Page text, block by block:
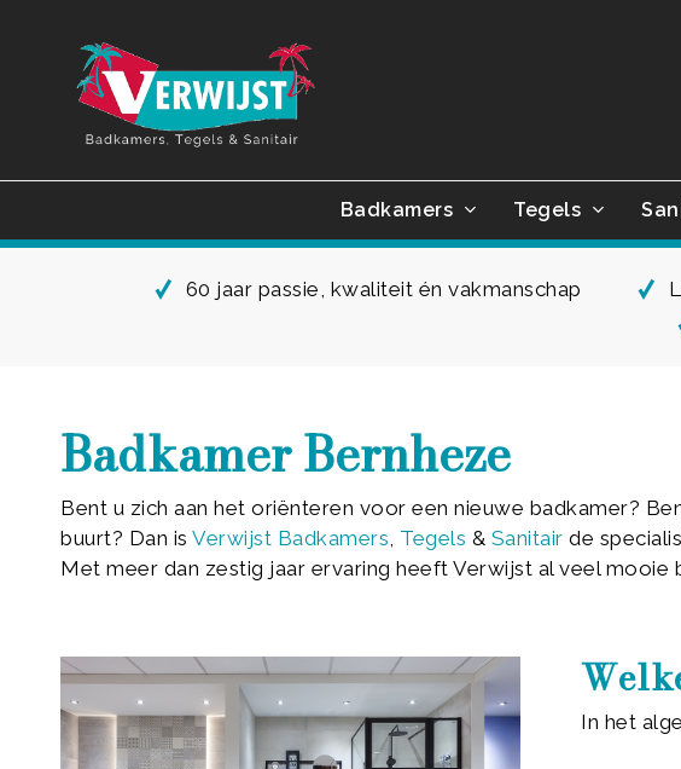
Badkamers Tegels
60 jaar passie, kwaliteit én vakmanschap
Badkamer Bernheze
Bent u zich aan het oriënteren voor een nieuwe badkamer?
buurt? Dan is Verwijst Badkamers, Tegels & Sanitair de
Met meer dan zestig jaar ervaring heeft Verwijst al veel
In het